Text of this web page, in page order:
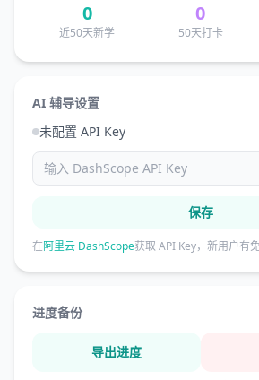
0
近50天新学
0
50天打卡
AI 辅导设置
未配置 API Key
保存
在阿里云 DashScope获取 API Key，新用户有
进度备份
导出进度